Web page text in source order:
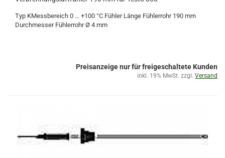
Typ KMessbereich 0 … +100 °C Fühler Länge Fühlerrohr 190 mm
Durchmesser Fühlerrohr Ø 4 mm
Preisanzeige nur für freigeschaltete Kunden
inkl. 19% MwSt. zzgl. Versand